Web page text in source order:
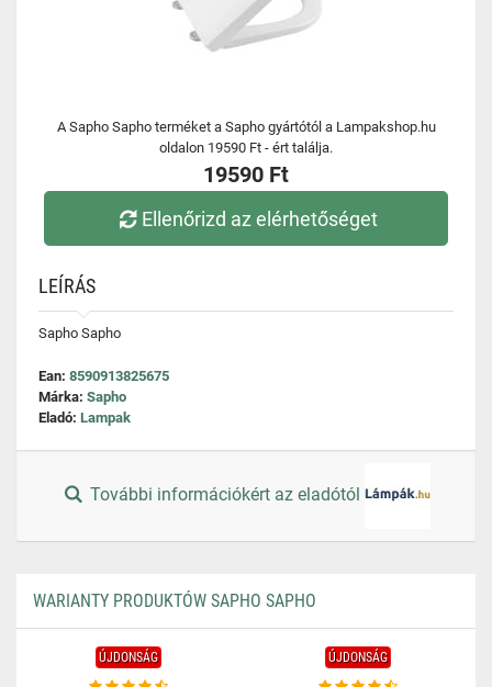
A Sapho Sapho terméket a Sapho gyártótól a Lampakshop.hu
oldalon 19590 Ft - ért találja.
19590 Ft
Ellenőrizd az elérhetőséget
LEÍRÁS
Sapho Sapho
Ean: 8590913825675
Márka: Sapho
Eladó: Lampak
További információkért az eladótól
WARIANTY PRODUKTÓW SAPHO SAPHO
ÚJDONSÁG ÚJDONSÁG